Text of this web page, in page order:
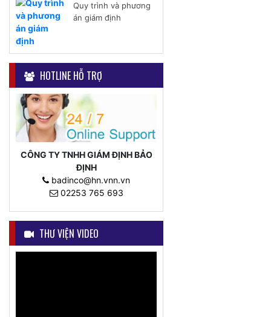
Quy trình và phương
án giám định
HOTLINE HỖ TRỢ
CÔNG TY TNHH GIÁM ĐỊNH BẢO
ĐỊNH
badinco@hn.vnn.vn
02253 765 693
THƯ VIỆN VIDEO